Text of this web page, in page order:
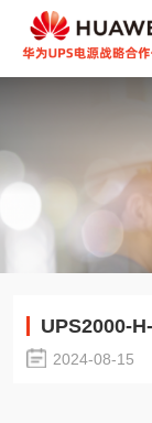
UPS2000-
2024-08-15